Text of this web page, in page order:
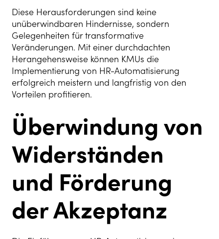
Diese Herausforderungen sind keine
unüberwindbaren Hindernisse, sondern
Gelegenheiten für transformative
Veränderungen. Mit einer durchdachten
Herangehensweise können KMUs die
Implementierung von HR-Automatisierung
erfolgreich meistern und langfristig von den
Vorteilen profitieren.
Überwindung von
Widerständen
und Förderung
der Akzeptanz